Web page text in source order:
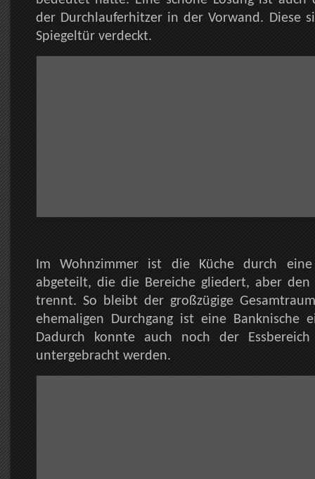
der Durchlauferhitzer in der Vorwand. Diese
Spiegeltür verdeckt.
Im Wohnzimmer ist die Küche durch
abgeteilt, die die Bereiche gliedert, aber
trennt. So bleibt der großzügige
ehemaligen Durchgang ist eine Banknische
Dadurch konnte auch noch der
untergebracht werden.